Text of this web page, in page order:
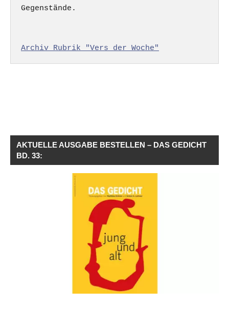
Gegenstände.
Archiv Rubrik "Vers der Woche"
AKTUELLE AUSGABE BESTELLEN – DAS GEDICHT
BD. 33: